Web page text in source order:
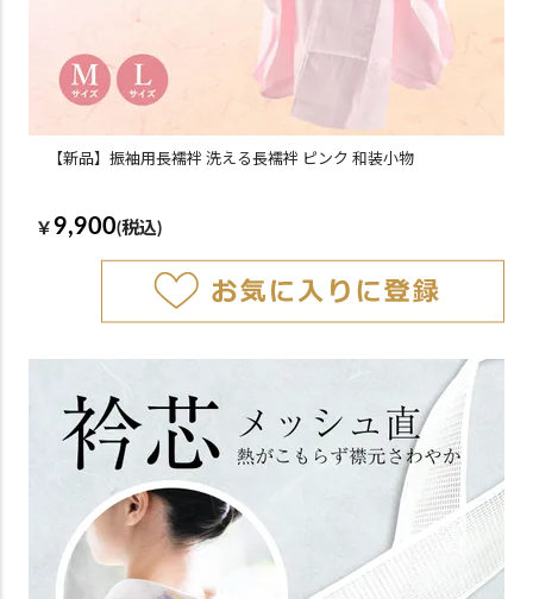
【新品】振袖用長襦袢 洗える長襦袢 ピンク 和装小物
￥ 9,900(税込)